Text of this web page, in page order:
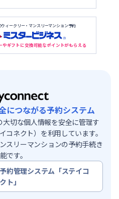
ウィークリー・マンスリーマンション予約
やギフトに交換可能なポイントがもらえる
につながる予約システム
切な個人情報を安全に管理す
ネクト）を利用しています。
スリーマンションの予約手続き
です。
約管理システム「ステイコ
ト」